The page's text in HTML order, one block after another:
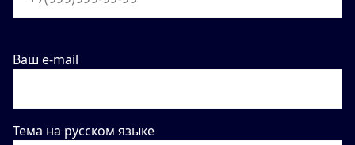
Ваш e-mail
Тема на русском языке